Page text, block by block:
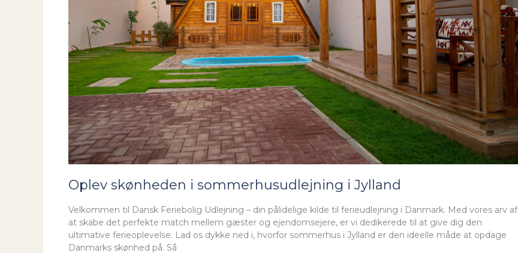
Oplev skønheden i sommerhusudlejning i Jylland
Velkommen til Dansk Feriebolig Udlejning – din pålidelige kilde til ferieudlejning i Danmark. Med vores arv af
at skabe det perfekte match mellem gæster og ejendomsejere, er vi dedikerede til at give dig den
ultimative ferieoplevelse. Lad os dykke ned i, hvorfor sommerhus i Jylland er den ideelle måde at opdage
Danmarks skønhed på. Så